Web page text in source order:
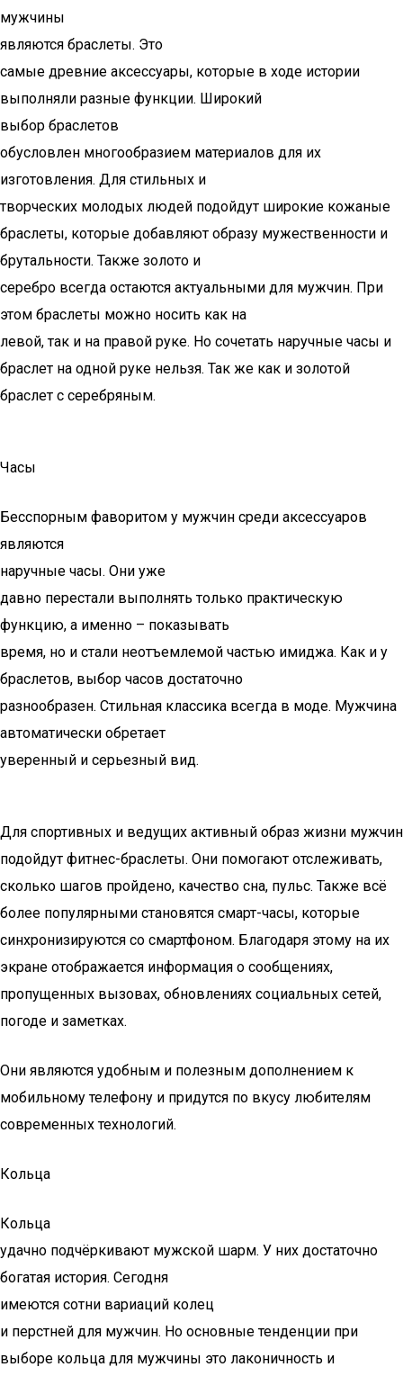
мужчины
являются браслеты. Это
самые древние аксессуары, которые в ходе истории
выполняли разные функции. Широкий
выбор браслетов
обусловлен многообразием материалов для их
изготовления. Для стильных и
творческих молодых людей подойдут широкие кожаные
браслеты, которые добавляют образу мужественности и
брутальности. Также золото и
серебро всегда остаются актуальными для мужчин. При
этом браслеты можно носить как на
левой, так и на правой руке. Но сочетать наручные часы и
браслет на одной руке нельзя. Так же как и золотой
браслет с серебряным.
Часы
Бесспорным фаворитом у мужчин среди аксессуаров
являются
наручные часы. Они уже
давно перестали выполнять только практическую
функцию, а именно – показывать
время, но и стали неотъемлемой частью имиджа. Как и у
браслетов, выбор часов достаточно
разнообразен. Стильная классика всегда в моде. Мужчина
автоматически обретает
уверенный и серьезный вид.
Для спортивных и ведущих активный образ жизни мужчин
подойдут фитнес-браслеты. Они помогают отслеживать,
сколько шагов пройдено, качество сна, пульс. Также всё
более популярными становятся смарт-часы, которые
синхронизируются со смартфоном. Благодаря этому на их
экране отображается информация о сообщениях,
пропущенных вызовах, обновлениях социальных сетей,
погоде и заметках.
Они являются удобным и полезным дополнением к
мобильному телефону и придутся по вкусу любителям
современных технологий.
Кольца
Кольца
удачно подчёркивают мужской шарм. У них достаточно
богатая история. Сегодня
имеются сотни вариаций колец
и перстней для мужчин. Но основные тенденции при
выборе кольца для мужчины это лаконичность и